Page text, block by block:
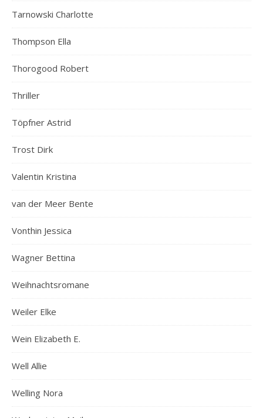
Tarnowski Charlotte
Thompson Ella
Thorogood Robert
Thriller
Töpfner Astrid
Trost Dirk
Valentin Kristina
van der Meer Bente
Vonthin Jessica
Wagner Bettina
Weihnachtsromane
Weiler Elke
Wein Elizabeth E.
Well Allie
Welling Nora